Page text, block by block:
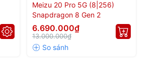
Meizu 20 Pro 5G (8|256)
Snapdragon 8 Gen 2
6.690.000₫
13.000.000₫